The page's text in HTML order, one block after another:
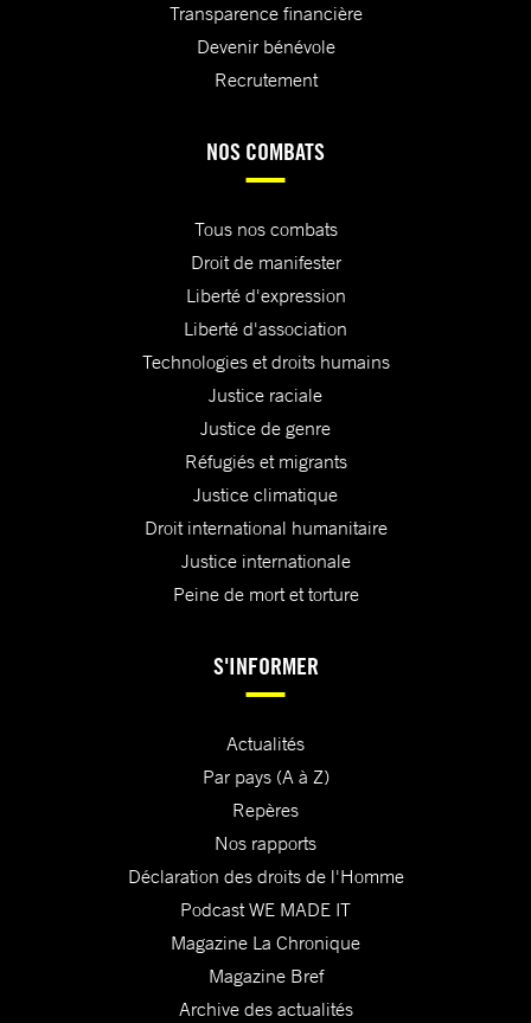
Transparence financière
Devenir bénévole
Recrutement
NOS COMBATS
Tous nos combats
Droit de manifester
Liberté d'expression
Liberté d'association
Technologies et droits humains
Justice raciale
Justice de genre
Réfugiés et migrants
Justice climatique
Droit international humanitaire
Justice internationale
Peine de mort et torture
S'INFORMER
Actualités
Par pays (A à Z)
Repères
Nos rapports
Déclaration des droits de l'Homme
Podcast WE MADE IT
Magazine La Chronique
Magazine Bref
Archive des actualités